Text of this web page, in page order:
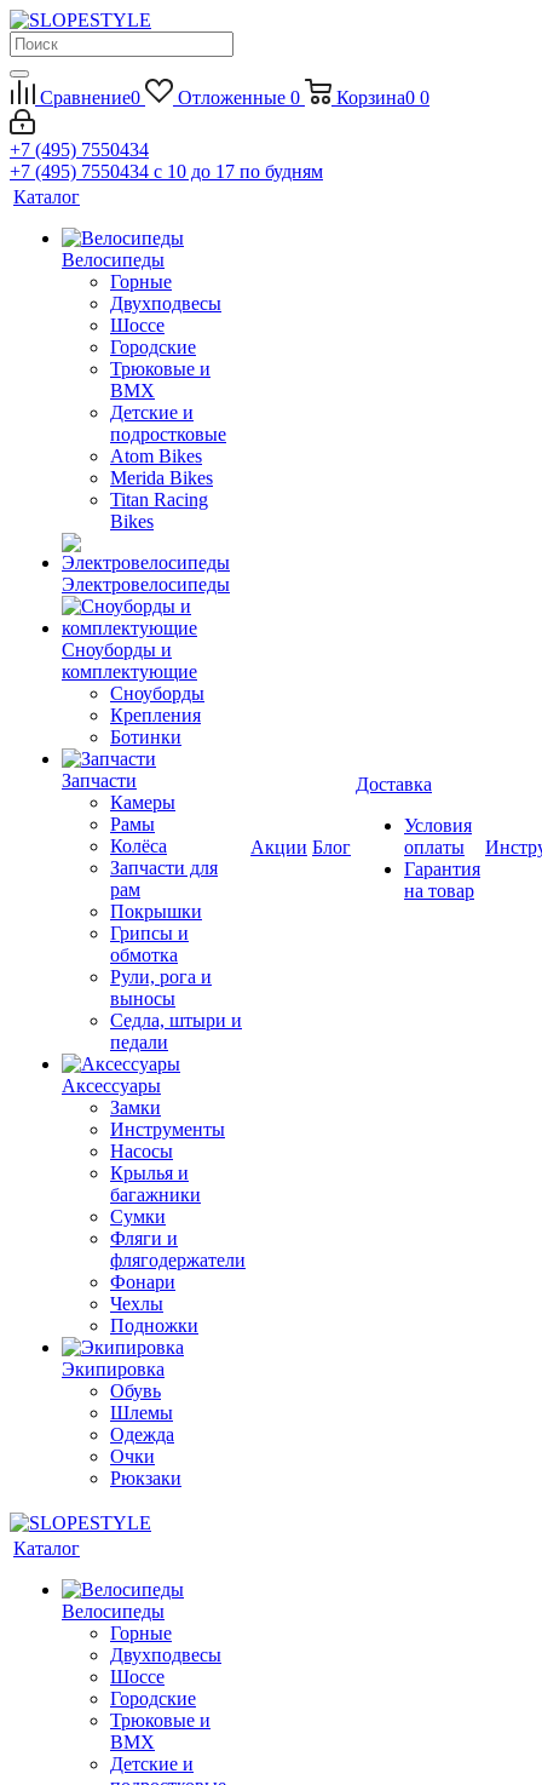
Сравнение0 Отложенные 0 Корзина0 0
+7 (495) 7550434
+7 (495) 7550434 с 10 до 17 по будням
Каталог
Велосипеды
Горные
Двухподвесы
Шоссе
Городские
Трюковые и
BMX
Детские и
подростковые
Atom Bikes
Merida Bikes
Titan Racing
Bikes
Электровелосипеды
Cноуборды и
комплектующие
Сноуборды
Крепления
Ботинки
Запчасти
Камеры
Рамы
Колёса
Запчасти для
рам
Покрышки
Грипсы и
обмотка
Рули, рога и
выносы
Седла, штыри и
педали
Аксессуары
Замки
Инструменты
Насосы
Крылья и
багажники
Сумки
Фляги и
флягодержатели
Фонари
Чехлы
Подножки
Экипировка
Обувь
Шлемы
Одежда
Очки
Рюкзаки
Акции Блог
Доставка
Условия
оплаты
Гарантия
на товар
Каталог
Велосипеды
Горные
Двухподвесы
Шоссе
Городские
Трюковые и
BMX
Детские и